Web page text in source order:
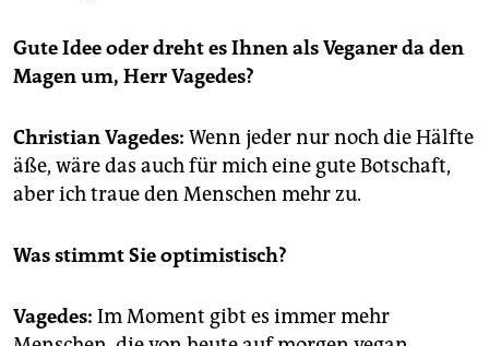
Gute Idee oder dreht es Ihnen als Veganer da den
Magen um, Herr Vagedes?
Christian Vagedes: Wenn jeder nur noch die Hälfte
äße, wäre das auch für mich eine gute Botschaft,
aber ich traue den Menschen mehr zu.
Was stimmt Sie optimistisch?
Vagedes: Im Moment gibt es immer mehr